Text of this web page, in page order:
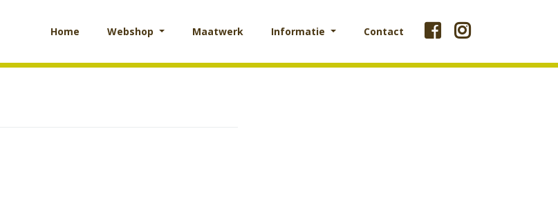
Home Webshop Maatwerk Informatie Contact